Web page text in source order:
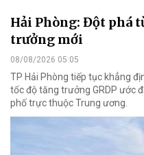
Hải Phòng: Đột phá
trưởng mới
08/08/2026 05:05
TP Hải Phòng tiếp tục khẳng
tốc độ tăng trưởng GRDP ước
phố trực thuộc Trung ương.